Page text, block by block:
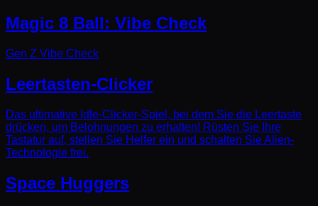
Magic 8 Ball: Vibe Check
Gen Z Vibe Check
Leertasten-Clicker
Das ultimative Idle-Clicker-Spiel, bei dem Sie die Leertaste
drücken, um Belohnungen zu erhalten! Rüsten Sie Ihre
Tastatur auf, stellen Sie Helfer ein und schalten Sie Alien-
Technologie frei.
Space Huggers